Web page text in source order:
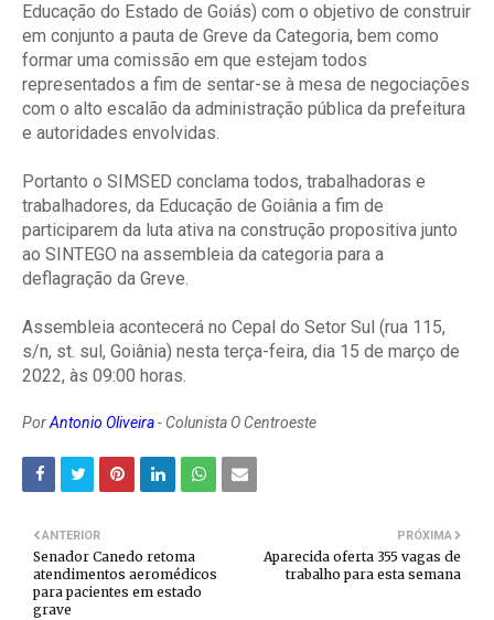
Educação do Estado de Goiás) com o objetivo de construir
em conjunto a pauta de Greve da Categoria, bem como
formar uma comissão em que estejam todos
representados a fim de sentar-se à mesa de negociações
com o alto escalão da administração pública da prefeitura
e autoridades envolvidas.
Portanto o SIMSED conclama todos, trabalhadoras e
trabalhadores, da Educação de Goiânia a fim de
participarem da luta ativa na construção propositiva junto
ao SINTEGO na assembleia da categoria para a
deflagração da Greve.
Assembleia acontecerá no Cepal do Setor Sul (rua 115,
s/n, st. sul, Goiânia) nesta terça-feira, dia 15 de março de
2022, às 09:00 horas.
PorAntonio Oliveira- Colunista O Centroeste
PRÓXIMA
Aparecida oferta 355 vagas de
trabalho para esta semana
ANTERIOR
Senador Canedo retoma
atendimentos aeromédicos
para pacientes em estado
grave